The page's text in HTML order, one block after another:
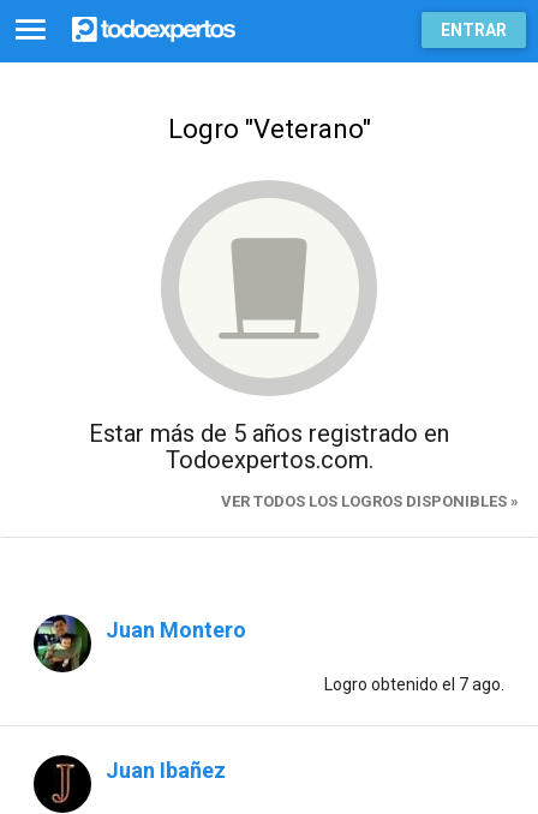
ENTRAR
Logro "Veterano"
Estar más de 5 años registrado en
Todoexpertos.com.
VER TODOS LOS LOGROS DISPONIBLES »
Juan Montero
Logro obtenido el 7 ago.
Juan Ibañez